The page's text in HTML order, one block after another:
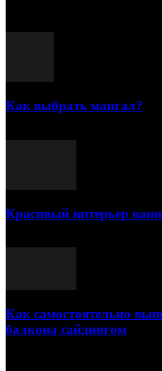
Как выбрать мангал?
Красивый интерьер
Как самостоятельно
балкона сайдингом